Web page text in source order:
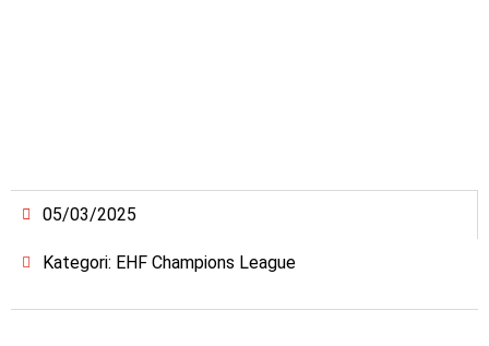
05/03/2025
Kategori: EHF Champions League